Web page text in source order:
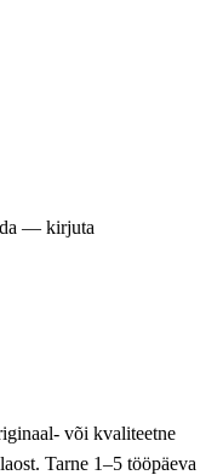
— kirjuta
või kvaliteetne
Tarne 1–5 tööpäeva